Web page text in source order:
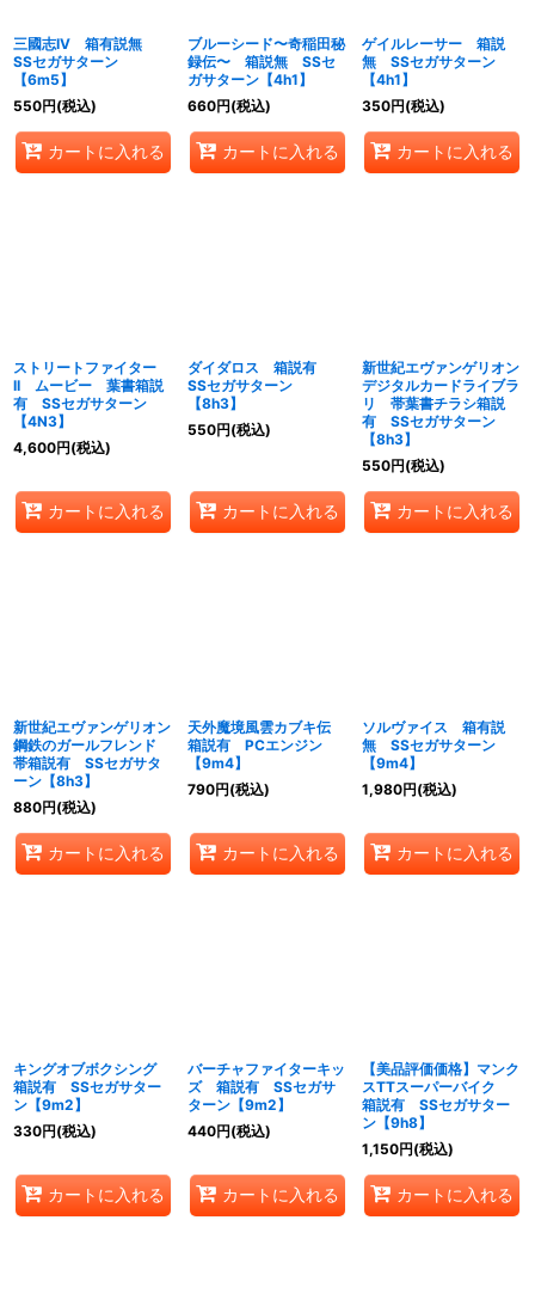
三國志IV 箱有説無
SSセガサターン
【6m5】
550円(税込)
カートに入れる
ブルーシード〜奇稲田秘
録伝〜 箱説無 SSセ
ガサターン【4h1】
660円(税込)
カートに入れる
ゲイルレーサー 箱説
無 SSセガサターン
【4h1】
350円(税込)
カートに入れる
ストリートファイター
II ムービー 葉書箱説
有 SSセガサターン
【4N3】
4,600円(税込)
カートに入れる
ダイダロス 箱説有
SSセガサターン
【8h3】
550円(税込)
カートに入れる
新世紀エヴァンゲリオン
デジタルカードライブラ
リ 帯葉書チラシ箱説
有 SSセガサターン
【8h3】
550円(税込)
カートに入れる
新世紀エヴァンゲリオン
鋼鉄のガールフレンド
帯箱説有 SSセガサタ
ーン【8h3】
880円(税込)
カートに入れる
天外魔境風雲カブキ伝
箱説有 PCエンジン
【9m4】
790円(税込)
カートに入れる
ソルヴァイス 箱有説
無 SSセガサターン
【9m4】
1,980円(税込)
カートに入れる
キングオブボクシング
箱説有 SSセガサター
ン【9m2】
330円(税込)
カートに入れる
バーチャファイターキッ
ズ 箱説有 SSセガサ
ターン【9m2】
440円(税込)
カートに入れる
【美品評価価格】マンク
スTTスーパーバイク
箱説有 SSセガサター
ン【9h8】
1,150円(税込)
カートに入れる